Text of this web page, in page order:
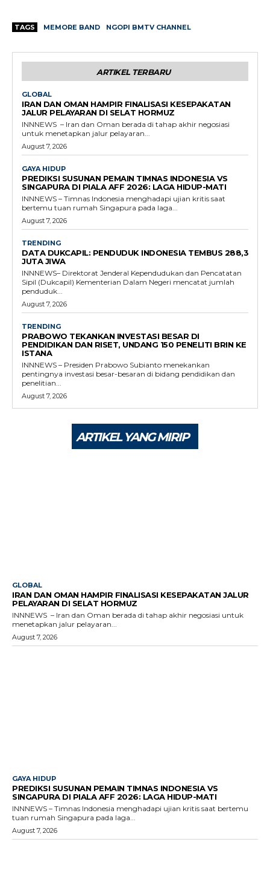
TAGS MEMORE BAND NGOPI BMTV CHANNEL
ARTIKEL TERBARU
GLOBAL
IRAN DAN OMAN HAMPIR FINALISASI KESEPAKATAN
JALUR PELAYARAN DI SELAT HORMUZ
INNNEWS – Iran dan Oman berada di tahap akhir negosiasi
untuk menetapkan jalur pelayaran...
August 7, 2026
GAYA HIDUP
PREDIKSI SUSUNAN PEMAIN TIMNAS INDONESIA VS
SINGAPURA DI PIALA AFF 2026: LAGA HIDUP-MATI
INNNEWS – Timnas Indonesia menghadapi ujian kritis saat
bertemu tuan rumah Singapura pada laga...
August 7, 2026
TRENDING
DATA DUKCAPIL: PENDUDUK INDONESIA TEMBUS 288,3
JUTA JIWA
INNNEWS– Direktorat Jenderal Kependudukan dan Pencatatan
Sipil (Dukcapil) Kementerian Dalam Negeri mencatat jumlah
penduduk...
August 7, 2026
TRENDING
PRABOWO TEKANKAN INVESTASI BESAR DI
PENDIDIKAN DAN RISET, UNDANG 150 PENELITI BRIN KE
ISTANA
INNNEWS – Presiden Prabowo Subianto menekankan
pentingnya investasi besar-besaran di bidang pendidikan dan
penelitian...
August 7, 2026
ARTIKEL YANG MIRIP
GLOBAL
IRAN DAN OMAN HAMPIR FINALISASI KESEPAKATAN JALUR
PELAYARAN DI SELAT HORMUZ
INNNEWS – Iran dan Oman berada di tahap akhir negosiasi untuk
menetapkan jalur pelayaran...
August 7, 2026
GAYA HIDUP
PREDIKSI SUSUNAN PEMAIN TIMNAS INDONESIA VS
SINGAPURA DI PIALA AFF 2026: LAGA HIDUP-MATI
INNNEWS – Timnas Indonesia menghadapi ujian kritis saat bertemu
tuan rumah Singapura pada laga...
August 7, 2026